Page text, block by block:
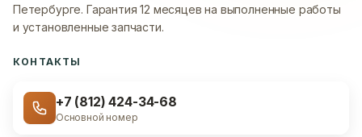
Петербурге. Гарантия 12 месяцев на выполненные работы
и установленные запчасти.
КОНТАКТЫ
+7 (812) 424-34-68
Основной номер